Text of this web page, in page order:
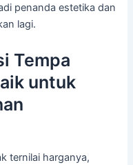
penanda estetika dan
lagi.
Tempa
untuk
ternilai harganya,